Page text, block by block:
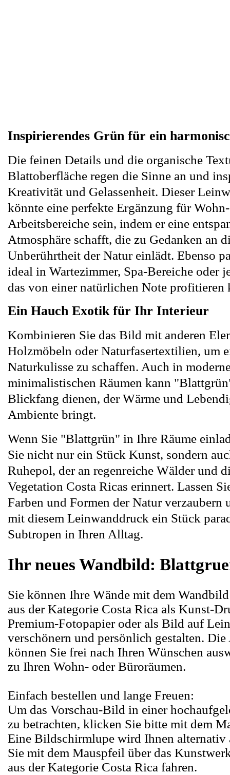
Inspirierendes Grün für ein
Die feinen Details und die organische
Blattoberfläche regen die Sinne an und
Kreativität und Gelassenheit. Dieser
könnte eine perfekte Ergänzung für
Arbeitsbereiche sein, indem er eine
Atmosphäre schafft, die zu Gedanken an
Unberührtheit der Natur einlädt. Ebenso
ideal in Wartezimmer, Spa-Bereiche oder
das von einer natürlichen Note profitieren
Ein Hauch Exotik für Ihr Interieur
Kombinieren Sie das Bild mit anderen
Holzmöbeln oder Naturfasertextilien, um
Naturkulisse zu schaffen. Auch in
minimalistischen Räumen kann
Blickfang dienen, der Wärme und
Ambiente bringt.
Wenn Sie "Blattgrün" in Ihre Räume
Sie nicht nur ein Stück Kunst, sondern
Ruhepol, der an regenreiche Wälder und
Vegetation Costa Ricas erinnert. Lassen
Farben und Formen der Natur verzaubern
mit diesem Leinwanddruck ein Stück
Subtropen in Ihren Alltag.
Ihr neues Wandbild:
Sie können Ihre Wände mit dem
aus der Kategorie Costa Rica als Kunst-
Premium-Fotopapier oder als Bild auf
verschönern und persönlich gestalten. Die
können Sie frei nach Ihren Wünschen
zu Ihren Wohn- oder Büroräumen.
Einfach bestellen und lange Freuen:
Um das Vorschau-Bild in einer
zu betrachten, klicken Sie bitte mit dem
Eine Bildschirmlupe wird Ihnen alternativ
Sie mit dem Mauspfeil über das
aus der Kategorie Costa Rica fahren.